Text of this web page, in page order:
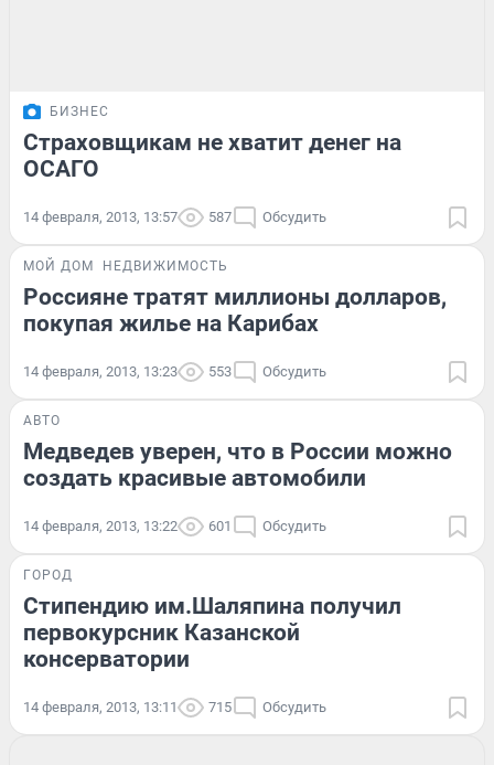
БИЗНЕС
Страховщикам не хватит денег на
ОСАГО
14 февраля, 2013, 13:57 587 Обсудить
МОЙ ДОМ НЕДВИЖИМОСТЬ
Россияне тратят миллионы долларов,
покупая жилье на Карибах
14 февраля, 2013, 13:23 553 Обсудить
АВТО
Медведев уверен, что в России можно
создать красивые автомобили
14 февраля, 2013, 13:22 601 Обсудить
ГОРОД
Стипендию им.Шаляпина получил
первокурсник Казанской
консерватории
14 февраля, 2013, 13:11 715 Обсудить